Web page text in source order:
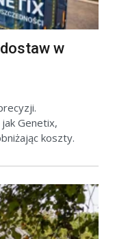
w
Genetix,
koszty.